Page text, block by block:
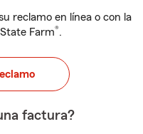
reclamo en línea o con la
Farm®.
factura?